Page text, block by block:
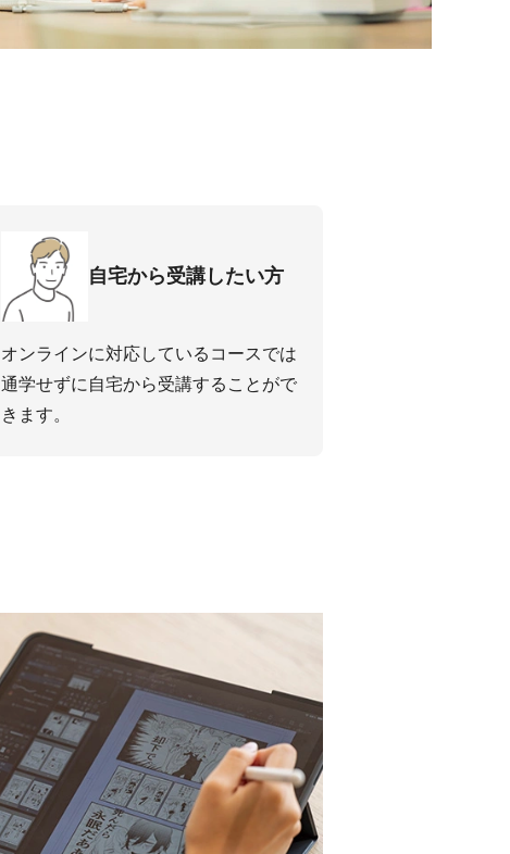
⾃宅から受講したい⽅
オンラインに対応しているコースでは
通学せずに⾃宅から受講することがで
きます。